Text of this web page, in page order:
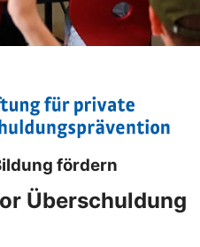
fördern
Überschuldung